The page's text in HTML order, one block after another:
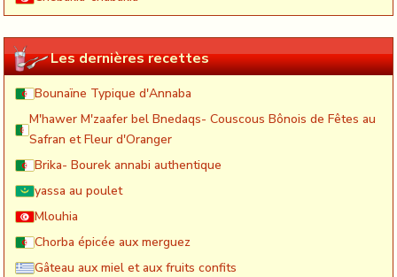
Les dernières recettes
Bounaïne Typique d'Annaba
M'hawer M'zaafer bel Bnedaqs- Couscous Bônois de Fêtes au
Safran et Fleur d'Oranger
Brika- Bourek annabi authentique
yassa au poulet
Mlouhia
Chorba épicée aux merguez
Gâteau aux miel et aux fruits confits